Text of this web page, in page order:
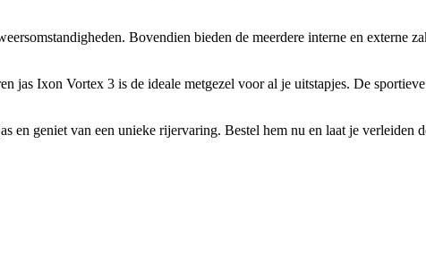
Bovendien bieden de meerdere interne en externe
jas Ixon Vortex 3 is de ideale metgezel voor al je uitstapjes. De
geniet van een unieke rijervaring. Bestel hem nu en laat je verleiden